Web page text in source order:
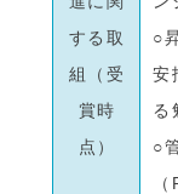
する取
組（受
賞時
点）
○
安
る
○